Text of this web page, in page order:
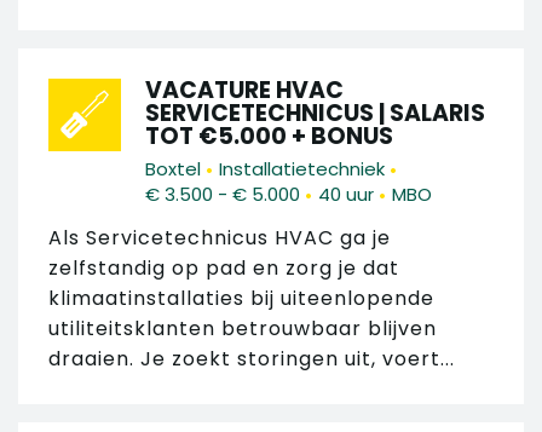
VACATURE HVAC
SERVICETECHNICUS | SALARIS
TOT €5.000 + BONUS
Boxtel • Installatietechniek •
€ 3.500 - € 5.000 • 40 uur • MBO
Als Servicetechnicus HVAC ga je
zelfstandig op pad en zorg je dat
klimaatinstallaties bij uiteenlopende
utiliteitsklanten betrouwbaar blijven
draaien. Je zoekt storingen uit, voert...